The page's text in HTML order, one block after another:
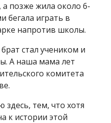
а позже жила около 6-
бегала играть в
напротив школы.
стал учеником и
А наша мама лет
комитета
здесь, тем, что хотя
к истории этой